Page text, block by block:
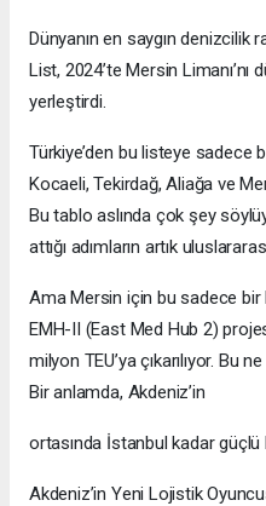
Dünyanın en saygın denizcilik
List, 2024’te Mersin Limanı’nı
yerleştirdi.
Türkiye’den bu listeye sadece
Kocaeli, Tekirdağ, Aliağa ve
Bu tablo aslında çok şey
attığı adımların artık
Ama Mersin için bu sadece bir
EMH-II (East Med Hub 2)
milyon TEU’ya çıkarılıyor. Bu
Bir anlamda, Akdeniz’in
ortasında İstanbul kadar
Akdeniz’in Yeni Lojistik